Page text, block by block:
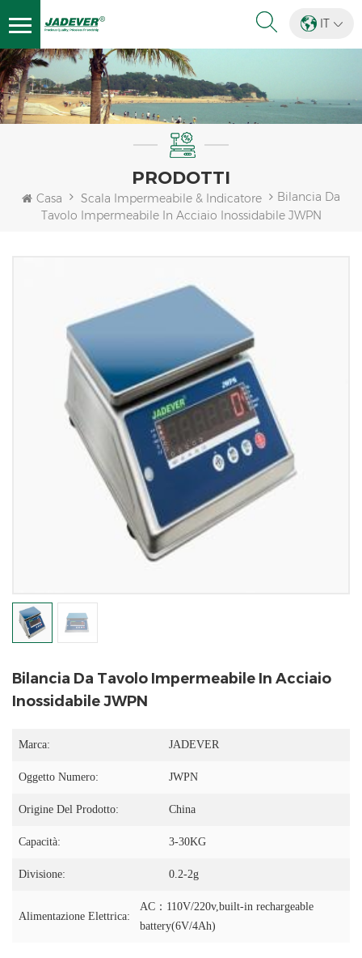
IT
PRODOTTI
Casa Scala Impermeabile & Indicatore
Bilancia Da
Tavolo Impermeabile In Acciaio Inossidabile JWPN
Bilancia Da Tavolo Impermeabile In Acciaio
Inossidabile JWPN
Marca: JADEVER
Oggetto Numero: JWPN
Origine Del Prodotto: China
Capacità: 3-30KG
Divisione: 0.2-2g
Alimentazione Elettrica:
AC：110V/220v,built-in rechargeable
battery(6V/4Ah)